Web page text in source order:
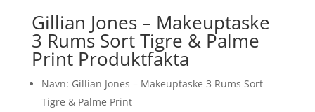
Gillian Jones – Makeuptaske
3 Rums Sort Tigre & Palme
Print Produktfakta
Navn: Gillian Jones – Makeuptaske 3 Rums Sort
Tigre & Palme Print